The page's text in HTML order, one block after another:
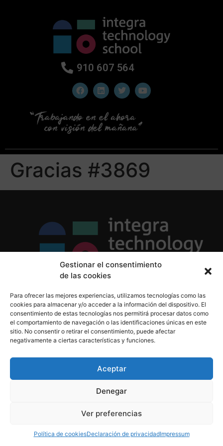
Gestionar el consentimiento
de las cookies
Para ofrecer las mejores experiencias, utilizamos tecnologías como las
cookies para almacenar y/o acceder a la información del dispositivo. El
consentimiento de estas tecnologías nos permitirá procesar datos como
el comportamiento de navegación o las identificaciones únicas en este
sitio. No consentir o retirar el consentimiento, puede afectar
negativamente a ciertas características y funciones.
Aceptar
Denegar
Ver preferencias
Política de cookiesDeclaración de privacidadImpressum
910 607 564
Gracias #3869
Política de Cookies
Aviso Legal
910 607 564
derechos reservados